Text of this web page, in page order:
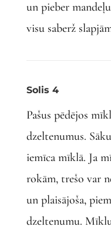
un pieber
visu saberž
Solis 4
Pašus pēdējos
dzeltenumus.
iemīca mīklā. Ja
rokām, trešo var
un plaisājoša,
dzeltenumu.